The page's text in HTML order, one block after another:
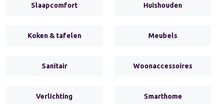
Slaapcomfort Huishouden
Koken & tafelen Meubels
Sanitair Woonaccessoires
Verlichting Smarthome